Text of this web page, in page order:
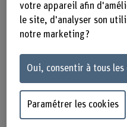
mais aussi en
nous vous
projets et des
à la BFH-HAFL.
votre appareil afin
le site, d'analyser son
notre marketing ?
Oui, consentir à tous les
Paramétrer les cookies